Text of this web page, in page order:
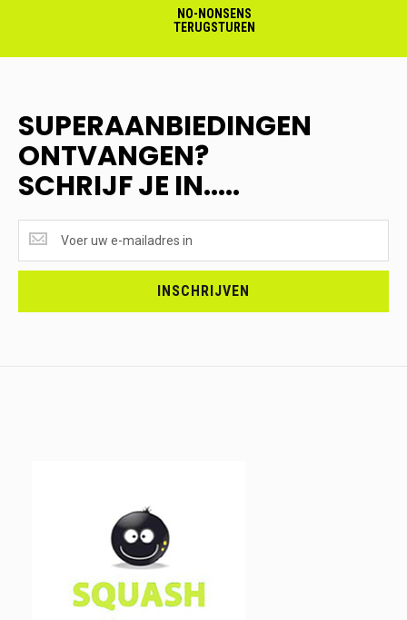
NO-NONSENS
TERUGSTUREN
SUPERAANBIEDINGEN
ONTVANGEN?
SCHRIJF JE IN.....
ONTVANGEN?
<br>SCHRIJF
INSCHRIJVEN